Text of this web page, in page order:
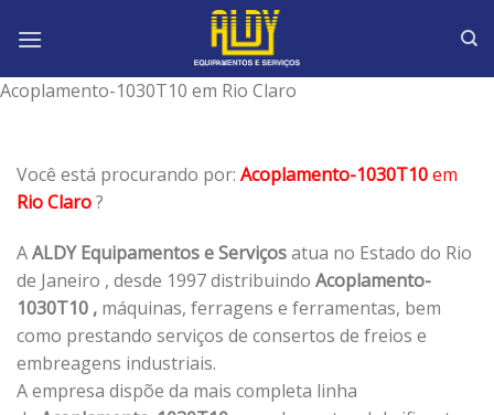
Acoplamento-1030T10 em Rio Claro
Você está procurando por: Acoplamento-1030T10em
Rio Claro?
AALDY Equipamentos e Serviçosatua no Estado do Rio
de Janeiro , desde 1997 distribuindo Acoplamento-
1030T10 , máquinas, ferragens e ferramentas, bem
como prestando serviços de consertos de freios e
embreagens industriais.
A empresa dispõe da mais completa linha